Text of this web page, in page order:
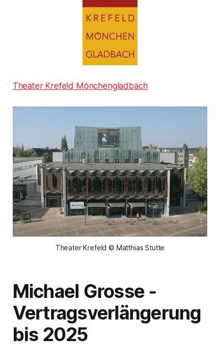
Theater Krefeld Mönchengladbach
Theater Krefeld © Matthias Stutte
Michael Grosse -
Vertragsverlängerung
bis 2025